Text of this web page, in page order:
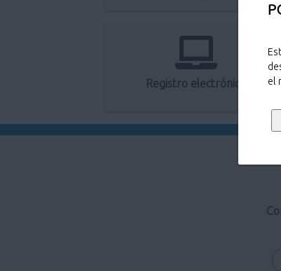
el
Registro electrónico